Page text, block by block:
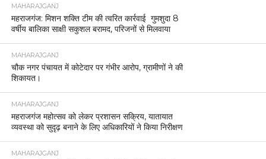
MAHARAJGANJ
महराजगंज: मिशन शक्ति टीम की त्वरित कार्रवाई गुमशुदा 8
वर्षीय बालिका साक्षी सकुशल बरामद, परिजनों से मिलवाया
MAHARAJGANJ
चौक नगर पंचायत में कोटेदार पर गंभीर आरोप, ग्रामीणों ने की
शिकायत।
MAHARAJGANJ
महराजगंज महोत्सव को लेकर प्रशासन सक्रिय, यातायात
व्यवस्था को सुदृढ़ बनाने के लिए अधिकारियों ने किया निरीक्षण
MAHARAJGANJ